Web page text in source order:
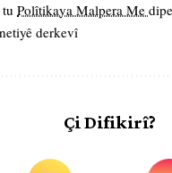
Polîtikaya Malpera Me
derkevî
Çi Difikirî?